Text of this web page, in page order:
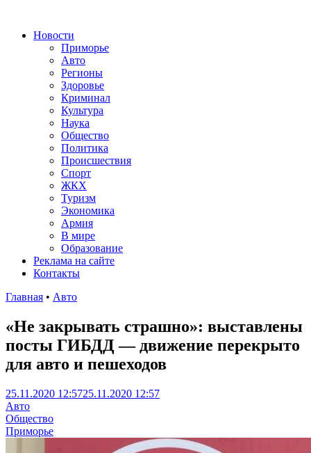
Новости
Приморье
Авто
Регионы
Здоровье
Криминал
Культура
Наука
Общество
Политика
Происшествия
Спорт
ЖКХ
Туризм
Экономика
Армия
В мире
Образование
Реклама на сайте
Контакты
Главная • Авто
«Не закрывать страшно»: выставлены
посты ГИБДД — движение перекрыто
для авто и пешеходов
25.11.2020 12:5725.11.2020 12:57
Авто
Общество
Приморье